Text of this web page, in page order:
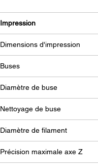
Impression
Dimensions d'impression
Buses
Diamètre de buse
Nettoyage de buse
Diamètre de filament
Précision maximale axe Z